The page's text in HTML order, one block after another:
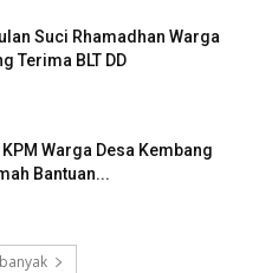
Suci Rhamadhan Warga
Terima BLT DD
Warga Desa Kembang
Bantuan...